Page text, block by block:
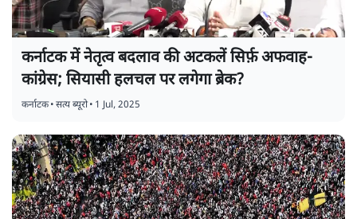
कर्नाटक में नेतृत्व बदलाव की अटकलें सिर्फ़ अफवाह-
कांग्रेस; सियासी हलचल पर लगेगा ब्रेक?
कर्नाटक•सत्य ब्यूरो• 1 Jul, 2025